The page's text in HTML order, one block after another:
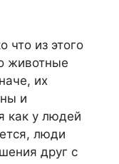
что из этого
животные
их
и
как у людей
люди
друг с